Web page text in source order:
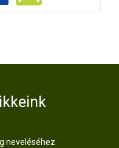
neveléséhez